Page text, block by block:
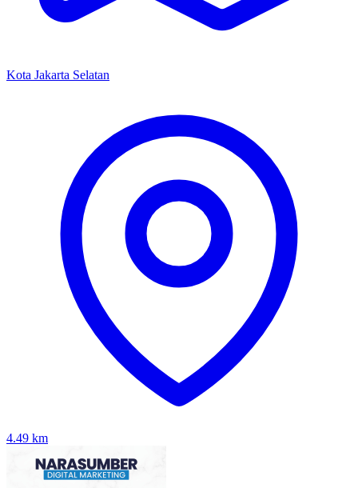
Kota Jakarta Selatan
4.49 km